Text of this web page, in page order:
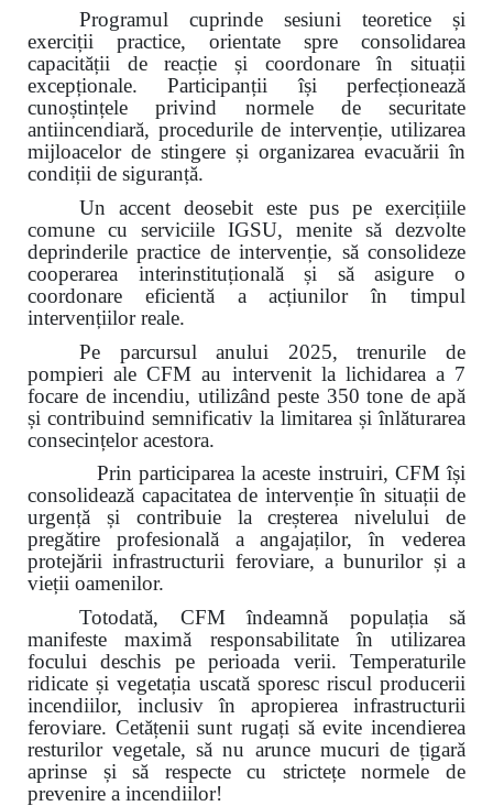
Programul cuprinde sesiuni teoretice și
exerciții practice, orientate spre consolidarea
capacității de reacție și coordonare în situații
excepționale. Participanții își perfecționează
cunoștințele privind normele de securitate
antiincendiară, procedurile de intervenție, utilizarea
mijloacelor de stingere și organizarea evacuării în
condiții de siguranță.
Un accent deosebit este pus pe exercițiile
comune cu serviciile IGSU, menite să dezvolte
deprinderile practice de intervenție, să consolideze
cooperarea interinstituțională și să asigure o
coordonare eficientă a acțiunilor în timpul
intervențiilor reale.
Pe parcursul anului 2025, trenurile de
pompieri ale CFM au intervenit la lichidarea a 7
focare de incendiu, utilizând peste 350 tone de apă
și contribuind semnificativ la limitarea și înlăturarea
consecințelor acestora.
Prin participarea la aceste instruiri, CFM își
consolidează capacitatea de intervenție în situații de
urgență și contribuie la creșterea nivelului de
pregătire profesională a angajaților, în vederea
protejării infrastructurii feroviare, a bunurilor și a
vieții oamenilor.
Totodată, CFM îndeamnă populația să
manifeste maximă responsabilitate în utilizarea
focului deschis pe perioada verii. Temperaturile
ridicate și vegetația uscată sporesc riscul producerii
incendiilor, inclusiv în apropierea infrastructurii
feroviare. Cetățenii sunt rugați să evite incendierea
resturilor vegetale, să nu arunce mucuri de țigară
aprinse și să respecte cu strictețe normele de
prevenire a incendiilor!